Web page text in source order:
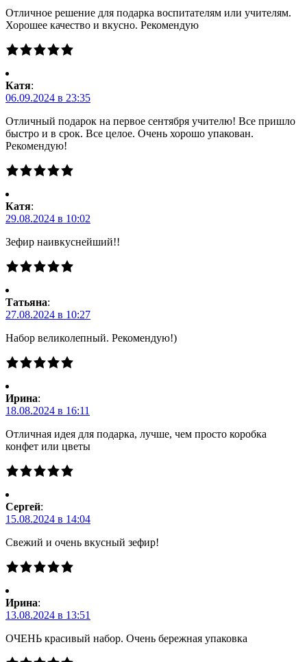
Отличное решение для подарка воспитателям или учителям.
Хорошее качество и вкусно. Рекомендую
Катя:
06.09.2024 в 23:35
Отличный подарок на первое сентября учителю! Все пришло
быстро и в срок. Все целое. Очень хорошо упакован.
Рекомендую!
Катя:
29.08.2024 в 10:02
Зефир наивкуснейший!!
Татьяна:
27.08.2024 в 10:27
Набор великолепный. Рекомендую!)
Ирина:
18.08.2024 в 16:11
Отличная идея для подарка, лучше, чем просто коробка
конфет или цветы
Сергей:
15.08.2024 в 14:04
Свежий и очень вкусный зефир!
Ирина:
13.08.2024 в 13:51
ОЧЕНЬ красивый набор. Очень бережная упаковка